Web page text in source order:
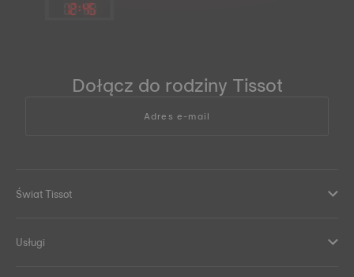
12:45
Dołącz do rodziny Tissot
Adres e-mail
Świat Tissot
Usługi